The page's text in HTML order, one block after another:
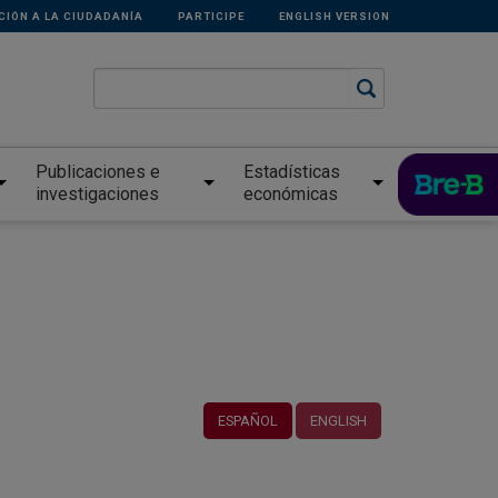
A LA CIUDADANÍA PARTICIPE ENGLISH VERSION
Publicaciones e
investigaciones
Estadísticas
económicas
ESPAÑOL ENGLISH